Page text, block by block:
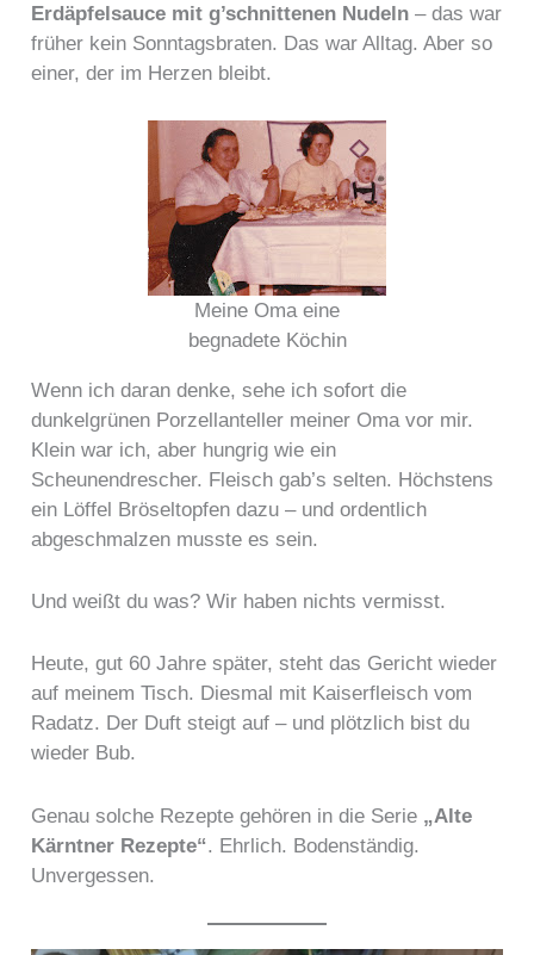
Erdäpfelsauce mit g’schnittenen Nudeln – das war
früher kein Sonntagsbraten. Das war Alltag. Aber so
einer, der im Herzen bleibt.
Meine Oma eine
begnadete Köchin
Wenn ich daran denke, sehe ich sofort die
dunkelgrünen Porzellanteller meiner Oma vor mir.
Klein war ich, aber hungrig wie ein
Scheunendrescher. Fleisch gab’s selten. Höchstens
ein Löffel Bröseltopfen dazu – und ordentlich
abgeschmalzen musste es sein.
Und weißt du was? Wir haben nichts vermisst.
Heute, gut 60 Jahre später, steht das Gericht wieder
auf meinem Tisch. Diesmal mit Kaiserfleisch vom
Radatz. Der Duft steigt auf – und plötzlich bist du
wieder Bub.
Genau solche Rezepte gehören in die Serie „Alte
Kärntner Rezepte“. Ehrlich. Bodenständig.
Unvergessen.